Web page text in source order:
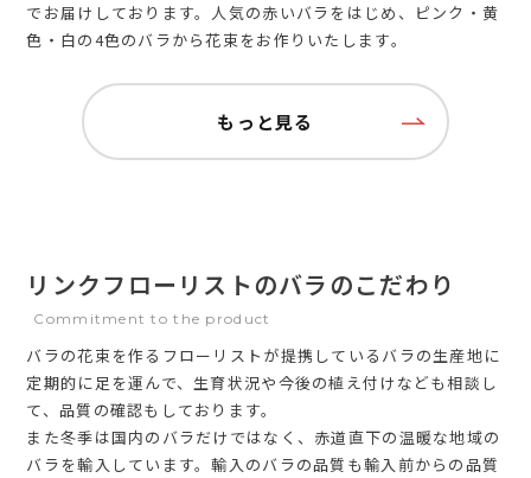
でお届けしております。人気の赤いバラをはじめ、ピンク・黄
色・白の4色のバラから花束をお作りいたします。
もっと見る
リンクフローリストのバラのこだわり
Commitment to the product
バラの花束を作るフローリストが提携しているバラの生産地に
定期的に足を運んで、生育状況や今後の植え付けなども相談し
て、品質の確認もしております。
また冬季は国内のバラだけではなく、赤道直下の温暖な地域の
バラを輸入しています。輸入のバラの品質も輸入前からの品質